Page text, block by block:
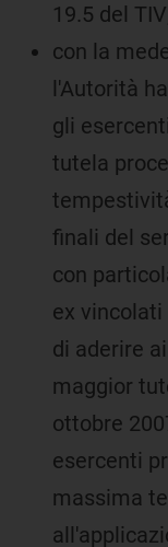
19.5 del
con la
l'Autorità
gli
tutela
finali del
con
ex
di aderire
maggior
ottobre
esercenti
massima